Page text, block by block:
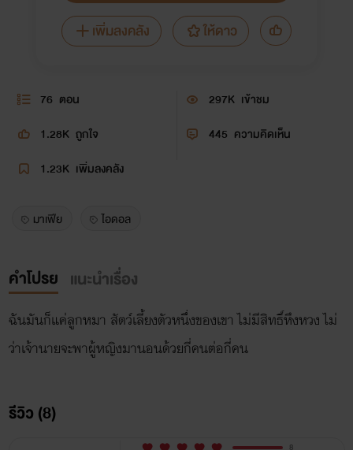
เพิ่มลงคลัง
ให้ดาว
76 ตอน 297K เข้าชม
1.28K ถูกใจ 445 ความคิดเห็น
1.23K เพิ่มลงคลัง
มาเฟีย ไอดอล
คำโปรย แนะนำเรื่อง
ฉันมันก็แค่ลูกหมา สัตว์เลี้ยงตัวหนึ่งของเขา ไม่มีสิทธิ์หึงหวง ไม่
ว่าเจ้านายจะพาผู้หญิงมานอนด้วยกี่คนต่อกี่คน
รีวิว (8)